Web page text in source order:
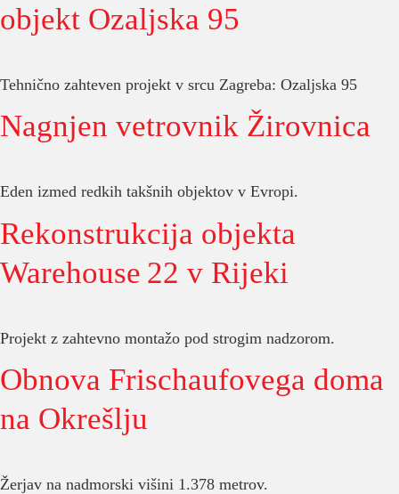
objekt Ozaljska 95
Tehnično zahteven projekt v srcu Zagreba: Ozaljska 95
Nagnjen vetrovnik Žirovnica
Eden izmed redkih takšnih objektov v Evropi.
Rekonstrukcija objekta
Warehouse 22 v Rijeki
Projekt z zahtevno montažo pod strogim nadzorom.
Obnova Frischaufovega doma
na Okrešlju
Žerjav na nadmorski višini 1.378 metrov.